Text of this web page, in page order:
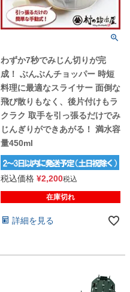
わずか7秒でみじん切りが完
成！ ぶんぶんチョッパー 時短
料理に最適なスライサー 面倒な
飛び散りもなく、後片付けもラ
クラク 取手を引っ張るだけでみ
じんぎりができあがる！ 満水容
量450ml
税込価格 ¥2,200税込
在庫切れ
詳細を見る